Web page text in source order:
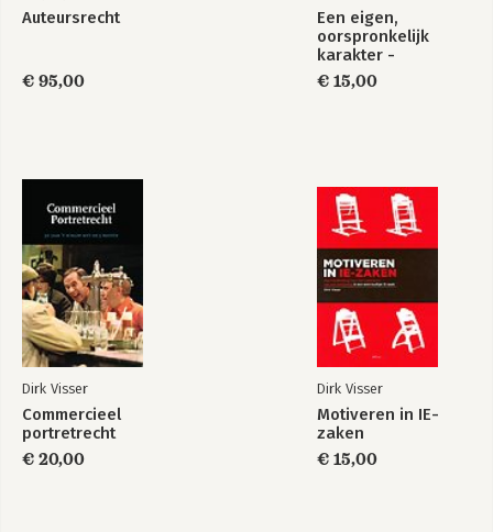
Digital Services Act
Rome II-verordening
Verdrag tot bescherming van de rechten van de mens en de
Auteursrecht
€ 95,00
Een eigen,
oorspronkelijk
karakter -
Spoorbundel
€ 15,00
Dirk Visser
Commercieel
portretrecht
€ 20,00
Dirk Visser
Motiveren in IE-
zaken
€ 15,00